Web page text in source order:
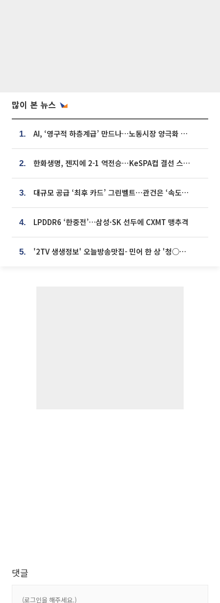
많이 본 뉴스
1. AI, ‘영구적 하층계급’ 만드나…노동시장 양극화 경고
2. 한화생명, 젠지에 2-1 역전승⋯KeSPA컵 결선 스테이지 2 직행
3. 대규모 공급 ‘최후 카드’ 그린벨트⋯관건은 ‘속도’ [주택공급 승부수의 조건]
4. LPDDR6 ‘한중전’…삼성·SK 선두에 CXMT 맹추격
5. '2TV 생생정보' 오늘방송맛집- 민어 한 상 '청○○○' vs 전복 한 상 '명○'
댓글